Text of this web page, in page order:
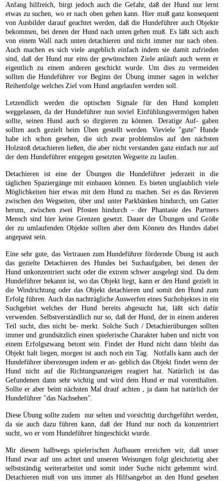
Anfang hilfreich, birgt jedoch auch die Gefahr, daß der Hund nur lernt
etwas zu suchen, wo er nach oben gehen kann. Hier muß ganz konsequent
von Ausbilder darauf geachtet werden, daß die Hundeführer auch Objekte
bekommen, bei denen der Hund nach unten gehen muß. Es läßt sich auch
von einem Wall nach unten detachieren und nicht immer nur nach oben.
Auch machen es sich viele angeblich einfach indem sie damit zufrieden
sind, daß der Hund nur eins der gewünschten Ziele anläuft auch wenn er
eigentlich zu einem anderen geschickt wurde. Um dies zu vermeiden
sollten die Hundeführer vor Beginn der Übung immer sagen in welcher
Reihenfolge welches Ziel vom Hund angelaufen werden soll.
Letzendlich werden die optischen Signale für den Hund komplett
weggelassen, da der Hundeführer nun soviel Einfühlungsvermögen haben
sollte, seinen Hund auch so dirgieren zu können. Deratige Auf- gaben
sollten auch gezielt beim Üben gestellt werden. Vieviele "gute" Hunde
habe ich schon gesehen, die sich zwar problemslos auf den nächsten
Holzstoß detachieren ließen, die aber nicht verstanden ganz einfach nur auf
der dem Hundeführer entgegen gesetzten Wegseite zu laufen.
Detachieren ist eine der Übungen die Hundeführer jederzeit in die
täglichen Spaziergänge mit einbauen können. Es bieten unglaublich viele
Möglichkeiten hier etwas mit dem Hund zu machen. Sei es das Revieren
zwischen den Wegseiten, über und unter Parkbänken hindurch, um Gatter
herum, zwischen zwei Pfosten hindurch - der Phantasie des Partners
Mensch sind hier keine Grenzen gesetzt. Dauer der Übungen und Größe
der zu umlaufenden Objekte sollten aber dem Können des Hundes dabei
angepasst sein.
Eine sehr gute, das Vertrauen zum Hundeführer fördernde Übung ist auch
das gezielte Detachieren des Hundes bei Suchaufgaben, bei denen der
Hund unkonzentriert sucht oder die extrem schwer ausgelegt sind. Da dem
Hundeführer bekannt ist, wo das Objekt liegt, kann er den Hund gezielt in
die Windrichtung oder das Objekt detachieren und somit den Hund zum
Erfolg führen. Auch das nachträgliche Auswerfen eines Suchobjektes in ein
Suchgebiet welches der Hund bereits abgesucht hat, läßt sich dafür
verwenden. Selbstverständlich nur so, daß der Hund, der in einem anderen
Teil sucht, dies nicht be- merkt. Solche Such / Detachierübungen sollten
immer und grundsätzlich einen spielerische Charakter haben und nicht von
einem Erfolgszwang betont sein. Findet der Hund nicht dann bleibt das
Objekt halt liegen, morgen ist auch noch ein Tag. Notfalls kann auch der
Hundeführer überezeugen indem er an- geblich das Objekt findet wenn der
Hund nicht auf die Richtungsanzeigen reagiert hat. Natürlich ist das
Gefundenen dann sehr wichtig und wird dem Hund er mal vorenthalten.
Sollte er aber beim nächsten Mal drauf achten , ja dann hat natürlich der
Hundeführer "das Nachsehen".
Diese Übung sollte zudem nur selten und vorsichtig durchgeführt werden,
da sie auch dazu führen kann, daß der Hund nur noch da konzentriert
sucht, wo er vom Hundeführer hingeschickt wurde.
Mir diesem halbwegs spielerischen Aufbauen erreichen wir, daß unser
Hund zwar auf uns achtet und unseren Weisungen folgt gleichzietig aber
selbstständig weiterarbeitet und somit inder Suche nicht gehemmt wird.
Detachieren muß von uns immer als Hilfsangebot an den Hund gesehen